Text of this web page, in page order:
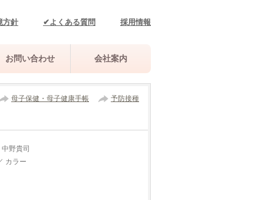
方針 ✔よくある質問 採用情報
お問い合わせ 会社案内
母子保健・母子健康手帳 予防接種
野貴司
カラー